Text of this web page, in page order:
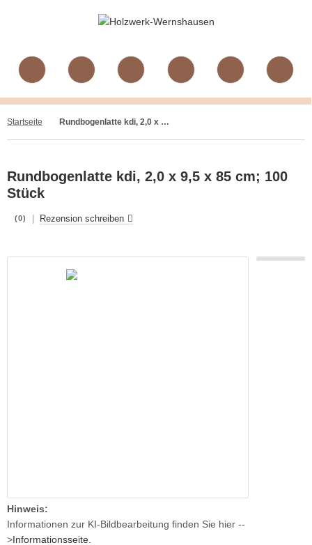
Startseite Rundbogenlatte kdi, 2,0 x 9,5 x 85 cm; 100 Stück
Rundbogenlatte kdi, 2,0 x 9,5 x 85 cm; 100
Stück
(0) Rezension schreiben
Hinweis:
Informationen zur KI-Bildbearbeitung finden Sie hier --
>Informationsseite